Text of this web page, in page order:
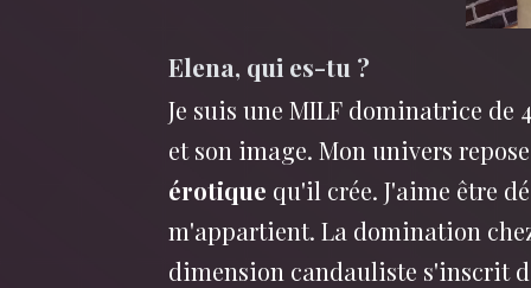
Elena, qui es-tu ?
Je suis une MILF dominatrice de
et son image. Mon univers
érotique qu'il crée. J'aime être
m'appartient. La domination
dimension candauliste s'inscrit